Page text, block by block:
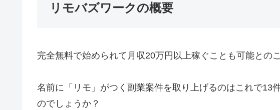
リモバズワークの概要
完全無料で始められて月収20万円以上稼ぐことも可能とのこ
名前に「リモ」がつく副業案件を取り上げるのはこれで13
のでしょうか？